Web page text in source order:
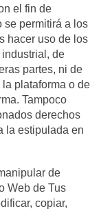
el fin de
se permitirá a los
hacer uso de los
de
partes, ni de
plataforma o de
Tampoco
derechos
la estipulada en
de
Web de Tus
copiar,